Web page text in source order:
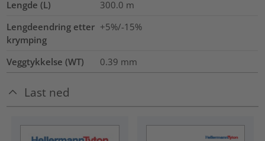
Lengde (L) 300.0 m
Lengdeendring etter
krymping
+5%/-15%
Veggtykkelse (WT) 0.39 mm
Last ned